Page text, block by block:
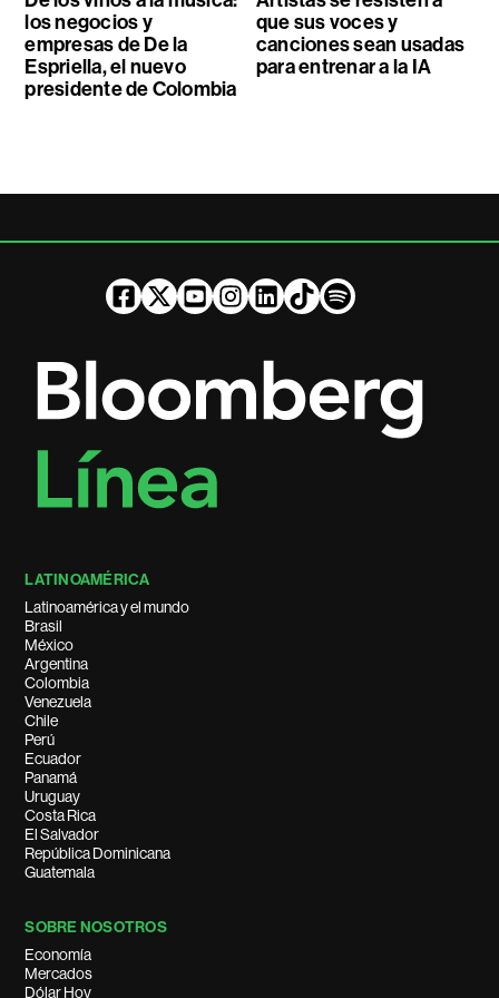
los negocios y
empresas de De la
Espriella, el nuevo
presidente de Colombia
que sus voces y
canciones sean usadas
para entrenar a la IA
LATINOAMÉRICA
Latinoamérica y el mundo
Brasil
México
Argentina
Colombia
Venezuela
Chile
Perú
Ecuador
Panamá
Uruguay
Costa Rica
El Salvador
República Dominicana
Guatemala
SOBRE NOSOTROS
Economía
Mercados
Dólar Hoy